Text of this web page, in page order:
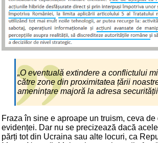
„O eventuală extindere a conflictului
către zone din proximitatea țării
amenințare majoră la adresa
Fraza în sine e aproape un truism, ceva de
evidenței. Dar nu se precizează dacă
părți tot din Ucraina sau alte locuri, ca